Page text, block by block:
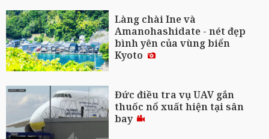
Làng chài Ine và
Amanohashidate - nét đẹp
bình yên của vùng biển
Kyoto
Đức điều tra vụ UAV gắn
thuốc nổ xuất hiện tại sân
bay